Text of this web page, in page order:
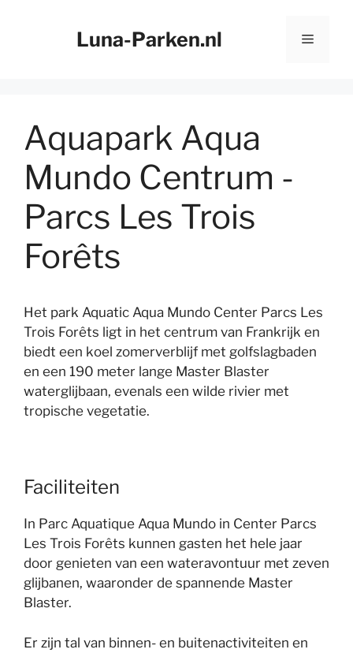
Luna-Parken.nl Menu
Aquapark Aqua
Mundo Centrum -
Parcs Les Trois
Forêts
Het park Aquatic Aqua Mundo Center Parcs Les
Trois Forêts ligt in het centrum van Frankrijk en
biedt een koel zomerverblijf met golfslagbaden
en een 190 meter lange Master Blaster
waterglijbaan, evenals een wilde rivier met
tropische vegetatie.
Faciliteiten
In Parc Aquatique Aqua Mundo in Center Parcs
Les Trois Forêts kunnen gasten het hele jaar
door genieten van een wateravontuur met zeven
glijbanen, waaronder de spannende Master
Blaster.
Er zijn tal van binnen- en buitenactiviteiten en